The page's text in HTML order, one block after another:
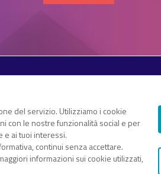
White paper
Eventi on demand
Eventi futuri
- © 2025 Nextwork360.
-Cookie Policy-Privacy Policy
del servizio. Utilizziamo i cookie
con le nostre funzionalità social e per
e ai tuoi interessi.
continui senza accettare.
informazioni sui cookie utilizzati,